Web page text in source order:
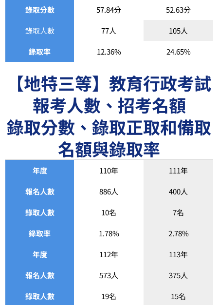
錄取分數 57.84分 52.63分
錄取人數 77人 105人
錄取率 12.36% 24.65%
【地特三等】教育行政考試
報考人數、招考名額
錄取分數、錄取正取和備取
名額與錄取率
年度 110年 111年
報名人數 886人 400人
錄取人數 10名 7名
錄取率 1.78% 2.78%
年度 112年 113年
報名人數 573人 375人
錄取人數 19名 15名